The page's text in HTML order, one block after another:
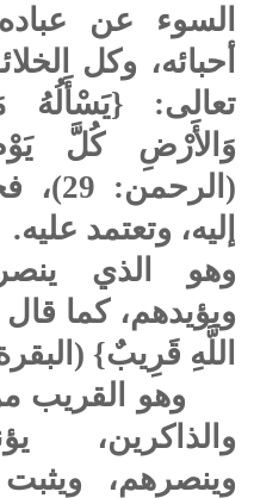
السوء عن
أحبائه، وكل
تعالى:
وَالأَرْضِ كُلَّ
إليه، وتعتمد عليه.
وهو الذي
ويؤيدهم، كما
اللَّهِ قَرِيبٌ}
وهو القريب من
والذاكرين،
وينصرهم،